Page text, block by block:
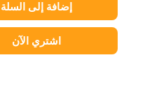
إضافة إلى السلة
اشتري الآن